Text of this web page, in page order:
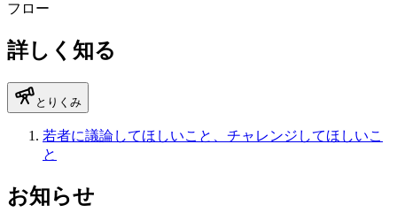
フロー
詳しく知る
とりくみ
若者に議論してほしいこと、チャレンジしてほしいこ
と
お知らせ